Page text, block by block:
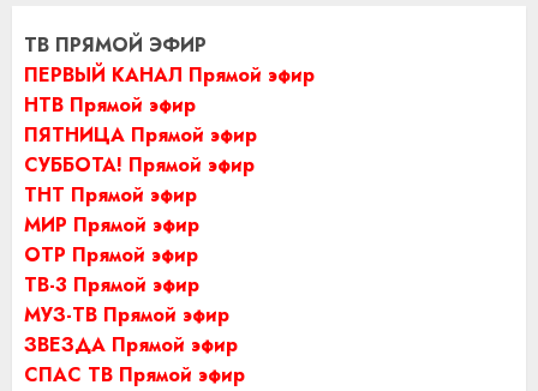
ТВ ПРЯМОЙ ЭФИР
ПЕРВЫЙ КАНАЛ Прямой эфир
НТВ Прямой эфир
ПЯТНИЦА Прямой эфир
СУББОТА! Прямой эфир
ТНТ Прямой эфир
МИР Прямой эфир
ОТР Прямой эфир
ТВ-3 Прямой эфир
МУЗ-ТВ Прямой эфир
ЗВЕЗДА Прямой эфир
СПАС ТВ Прямой эфир